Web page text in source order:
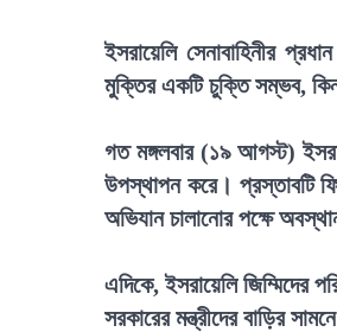
ইসরায়েলি সেনাবাহিনীর
মুক্তির একটি চুক্তি সম্ভব,
গত মঙ্গলবার (১৯ আগস্ট)
উপস্থাপন করে। প্রস্তাবটি
অভিযান চালানোর পক্ষে
এদিকে, ইসরায়েলি জিম্মিদের
সরকারের মন্ত্রীদের বাড়ির